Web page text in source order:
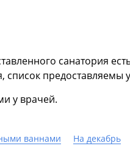
санатория
предоставляемы
у врачей.
ваннами
На декабрь